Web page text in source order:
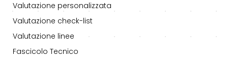
Valutazione personalizzata
Valutazione check-list
Valutazione linee
Fascicolo Tecnico